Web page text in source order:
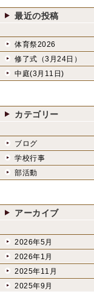
ン
稿:
最近の投稿
体育祭2026
修了式（3月24日）
中庭(3月11日)
カテゴリー
ブログ
学校行事
部活動
アーカイブ
2026年5月
2026年1月
2025年11月
2025年9月